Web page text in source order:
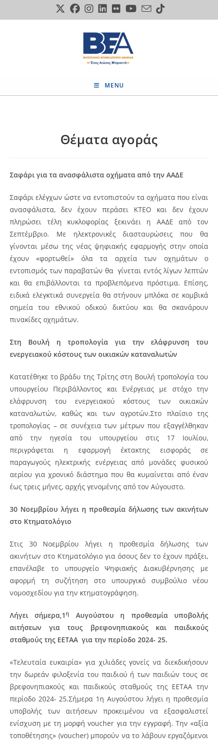
to
MENU
Θέματα αγοράς
Σαφάρι για τα ανασφάλιστα οχήματα από την ΑΑΔΕ
Σαφάρι ελέγχων ώστε να εντοπιστούν τα οχήματα που είναι
ανασφάλιστα, δεν έχουν περάσει ΚΤΕΟ και δεν έχουν
πληρώσει τέλη κυκλοφορίας ξεκινάει η ΑΑΔΕ από τον
Σεπτέμβριο. Με ηλεκτρονικές διασταυρώσεις που θα
γίνονται μέσω της νέας ψηφιακής εφαρμογής στην οποία
έχουν «φορτωθεί» όλα τα αρχεία των οχημάτων ο
εντοπισμός των παραβατών θα γίνεται εντός λίγων λεπτών
και θα επιβάλλονται τα προβλεπόμενα πρόστιμα. Επίσης,
ειδικά ελεγκτικά συνεργεία θα στήνουν μπλόκα σε κομβικά
σημεία του εθνικού οδικού δικτύου και θα σκανάρουν
πινακίδες οχημάτων.
Στη Βουλή η τροπολογία για την ελάφρυνση του
ενεργειακού κόστους των οικιακών καταναλωτών
Κατατέθηκε το βράδυ της Τρίτης στη Βουλή τροπολογία του
υπουργείου Περιβάλλοντος και Ενέργειας με στόχο την
ελάφρυνση του ενεργειακού κόστους των οικιακών
καταναλωτών, καθώς και των αγροτών.Στο πλαίσιο της
τροπολογίας – σε συνέχεια των μέτρων που εξαγγέλθηκαν
από την ηγεσία του υπουργείου στις 17 Ιουλίου,
περιγράφεται η εφαρμογή έκτακτης εισφοράς σε
παραγωγούς ηλεκτρικής ενέργειας από μονάδες φυσικού
αερίου για χρονικό διάστημα που θα κυμαίνεται από έναν
έως τρεις μήνες, αρχής γενομένης από τον Αύγουστο.
30 Νοεμβρίου λήγει η προθεσμία δήλωσης των ακινήτων
στο Κτηματολόγιο
Στις 30 Νοεμβρίου λήγει η προθεσμία δήλωσης των
ακινήτων στο Κτηματολόγιο για όσους δεν το έχουν πράξει,
επανέλαβε το υπουργείο Ψηφιακής Διακυβέρνησης με
αφορμή τη συζήτηση στο υπουργικό συμβούλιο νέου
νομοσχεδίου για την κτηματογράφηση.
Λήγει σήμερα,1 η
Αυγούστου η προθεσμία υποβολής
αιτήσεων για τους βρεφονηπιακούς και παιδικούς
σταθμούς της ΕΕΤΑΑ για την περίοδο 2024- 25.
«Τελευταία ευκαιρία» για χιλιάδες γονείς να διεκδικήσουν
την δωρεάν φιλοξενία του παιδιού ή των παιδιών τους σε
βρεφονηπιακούς και παιδικούς σταθμούς της ΕΕΤΑΑ την
περίοδο 2024- 25.Σήμερα 1η Αυγούστου λήγει η προθεσμία
υποβολής των αιτήσεων προκειμένου να εξασφαλιστεί
ενίσχυση με τη μορφή voucher για την εγγραφή. Την «αξία
τοποθέτησης» (voucher) μπορούν να το λάβουν εργαζόμενοι